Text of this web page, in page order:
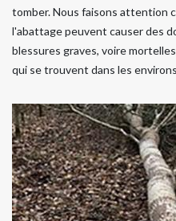
tomber. Nous faisons attention
l'abattage peuvent causer des
blessures graves, voire
qui se trouvent dans les